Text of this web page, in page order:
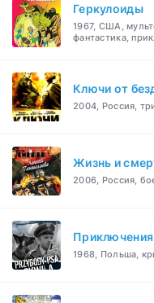
Геркулоиды
1967, США,
фантастика,
Ключи от
2004, Россия,
Жизнь и
2006, Россия,
1968, Польша,